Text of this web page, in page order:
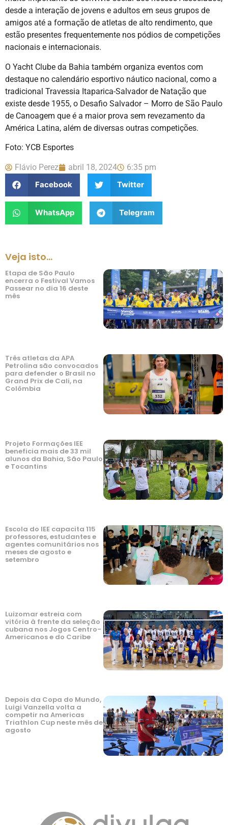
desde a interação de jovens e adultos em seus grupos de
amigos até a formação de atletas de alto rendimento, que
estão presentes frequentemente nos pódios de competições
nacionais e internacionais.
O Yacht Clube da Bahia também organiza eventos com
destaque no calendário esportivo náutico nacional, como a
tradicional Travessia Itaparica-Salvador de Natação que
existe desde 1955, o Desafio Salvador – Morro de São Paulo
de Canoagem que é a maior prova sem revezamento da
América Latina, além de diversas outras competições.
Foto: YCB Esportes
Flávio Perez abril 18, 2024
6:35 pm
Facebook
Twitter
WhatsApp Telegram
Veja isto...
Etapa de São Paulo
encerra o Festival Vamos
Passear no dia 16 deste
mês
Três atletas da APA
Petrolina são convocados
para defender o Brasil no
Grand Prix de Cali, na
Colômbia
Projeto Formações IEE
beneficia mais de 33 mil
alunos da Bahia, São Paulo
e Tocantins
Escola do IEE capacita 115
professores, estudantes e
agentes comunitários nos
meses de agosto e
setembro
Luizomar estreia com
vitória à frente da seleção
cubana nos Jogos Centro-
Americanos e do Caribe
Depois da Copa do Mundo,
Luigi Vanzella volta a
competir na Americas
Triathlon Cup neste mês de
agosto